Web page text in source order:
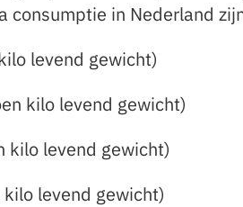
consumptie in Nederland
levend gewicht)
kilo levend gewicht)
kilo levend gewicht)
levend gewicht)